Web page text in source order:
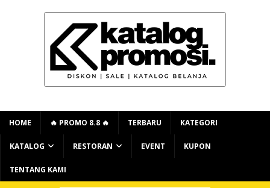
HOME 🔥 PROMO 8.8 🔥 TERBARU KATEGORI
KATALOG RESTORAN EVENT KUPON
TENTANG KAMI